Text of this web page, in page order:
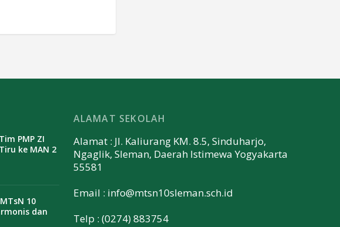
PMP ZI
ke MAN 2
10
dan
ALAMAT SEKOLAH
Alamat : Jl. Kaliurang KM. 8.5, Sinduharjo,
Ngaglik, Sleman, Daerah Istimewa Yogyakarta
55581
Email : info@mtsn10sleman.sch.id
Telp : (0274) 883754